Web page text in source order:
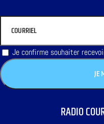
Je confirme souhaiter
RADIO